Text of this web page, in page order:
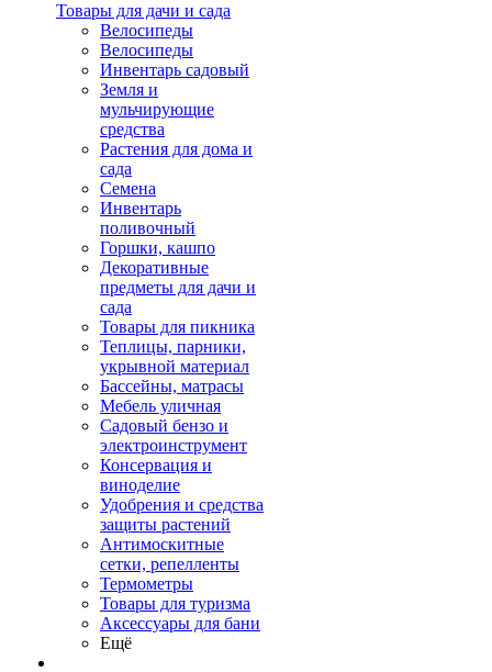
Товары для дачи и сада
Велосипеды
Велосипеды
Инвентарь садовый
Земля и
мульчирующие
средства
Растения для дома и
сада
Семена
Инвентарь
поливочный
Горшки, кашпо
Декоративные
предметы для дачи и
сада
Товары для пикника
Теплицы, парники,
укрывной материал
Бассейны, матрасы
Мебель уличная
Садовый бензо и
электроинструмент
Консервация и
виноделие
Удобрения и средства
защиты растений
Антимоскитные
сетки, репелленты
Термометры
Товары для туризма
Аксессуары для бани
Ещё